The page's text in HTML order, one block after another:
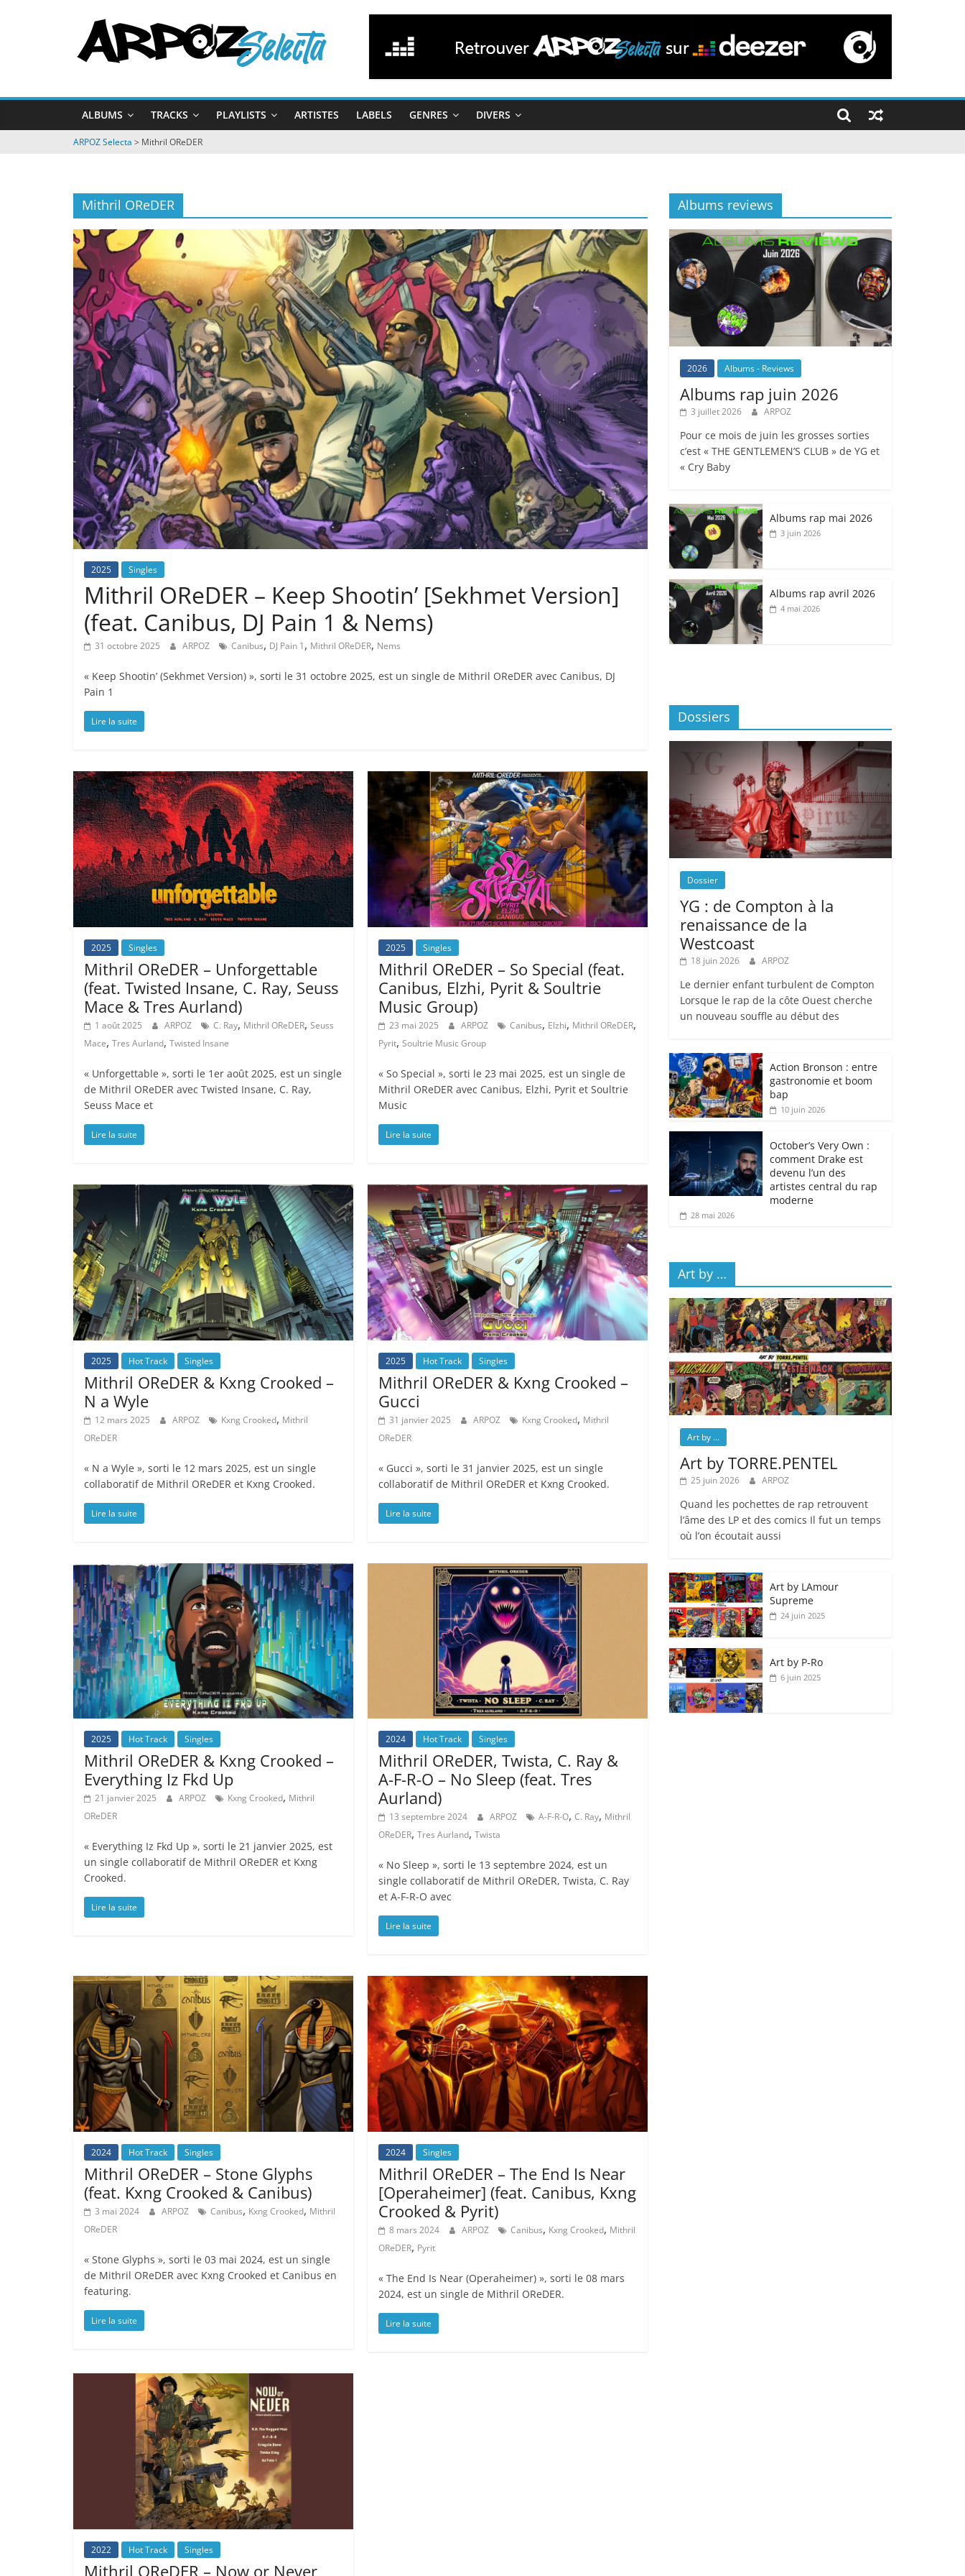
ARPOZ
Selecta
by
ARPOZ
&
ALBUMS TRACKS PLAYLISTS ARTISTES LABELS GENRES DIVERS
ARPOZ Selecta > Mithril OReDER
Mithril OReDER
2025 Singles
Mithril OReDER – Keep Shootin’ [Sekhmet Version]
(feat. Canibus, DJ Pain 1 & Nems)
31 octobre 2025 ARPOZ Canibus, DJ Pain 1, Mithril OReDER, Nems
« Keep Shootin’ (Sekhmet Version) », sorti le 31 octobre 2025, est un single de Mithril OReDER avec Canibus, DJ
Pain 1
Lire la suite
2025 Singles
Mithril OReDER – Unforgettable
(feat. Twisted Insane, C. Ray, Seuss
Mace & Tres Aurland)
1 août 2025 ARPOZ C. Ray, Mithril OReDER, Seuss
Mace, Tres Aurland, Twisted Insane
« Unforgettable », sorti le 1er août 2025, est un single
de Mithril OReDER avec Twisted Insane, C. Ray,
Seuss Mace et
Lire la suite
2025 Singles
Mithril OReDER – So Special (feat.
Canibus, Elzhi, Pyrit & Soultrie
Music Group)
23 mai 2025 ARPOZ Canibus, Elzhi, Mithril OReDER,
Pyrit,Soultrie Music Group
« So Special », sorti le 23 mai 2025, est un single de
Mithril OReDER avec Canibus, Elzhi, Pyrit et Soultrie
Music
Lire la suite
2025 Hot Track Singles
Mithril OReDER & Kxng Crooked –
N a Wyle
12 mars 2025 ARPOZ Kxng Crooked, Mithril
OReDER
« N a Wyle », sorti le 12 mars 2025, est un single
collaboratif de Mithril OReDER et Kxng Crooked.
Lire la suite
2025 Hot Track Singles
Mithril OReDER & Kxng Crooked –
Gucci
31 janvier 2025 ARPOZ Kxng Crooked, Mithril
OReDER
« Gucci », sorti le 31 janvier 2025, est un single
collaboratif de Mithril OReDER et Kxng Crooked.
Lire la suite
2025 Hot Track Singles
Mithril OReDER & Kxng Crooked –
Everything Iz Fkd Up
21 janvier 2025 ARPOZ Kxng Crooked, Mithril
OReDER
« Everything Iz Fkd Up », sorti le 21 janvier 2025, est
un single collaboratif de Mithril OReDER et Kxng
Crooked.
Lire la suite
2024 Hot Track Singles
Mithril OReDER, Twista, C. Ray &
A-F-R-O – No Sleep (feat. Tres
Aurland)
13 septembre 2024 ARPOZ A-F-R-O,C. Ray, Mithril
OReDER,Tres Aurland,Twista
« No Sleep », sorti le 13 septembre 2024, est un
single collaboratif de Mithril OReDER, Twista, C. Ray
et A-F-R-O avec
Lire la suite
2024 Hot Track Singles
Mithril OReDER – Stone Glyphs
(feat. Kxng Crooked & Canibus)
3 mai 2024 ARPOZ Canibus, Kxng Crooked, Mithril
OReDER
« Stone Glyphs », sorti le 03 mai 2024, est un single
de Mithril OReDER avec Kxng Crooked et Canibus en
featuring.
Lire la suite
2024 Singles
Mithril OReDER – The End Is Near
[Operaheimer] (feat. Canibus, Kxng
Crooked & Pyrit)
8 mars 2024 ARPOZ Canibus, Kxng Crooked, Mithril
OReDER, Pyrit
« The End Is Near (Operaheimer) », sorti le 08 mars
2024, est un single de Mithril OReDER.
Lire la suite
2022 Hot Track Singles
Mithril OReDER – Now or Never
Albums reviews
2026 Albums - Reviews
Albums rap juin 2026
3 juillet 2026 ARPOZ
Pour ce mois de juin les grosses sorties
c’est « THE GENTLEMEN’S CLUB » de YG et
« Cry Baby
Albums rap mai 2026
3 juin 2026
Albums rap avril 2026
4 mai 2026
Dossiers
Dossier
YG : de Compton à la
renaissance de la
Westcoast
18 juin 2026 ARPOZ
Le dernier enfant turbulent de Compton
Lorsque le rap de la côte Ouest cherche
un nouveau souffle au début des
Action Bronson : entre
gastronomie et boom
bap
10 juin 2026
October’s Very Own :
comment Drake est
devenu l’un des
artistes central du rap
moderne
28 mai 2026
Art by …
Art by ...
Art by TORRE.PENTEL
25 juin 2026 ARPOZ
Quand les pochettes de rap retrouvent
l’âme des LP et des comics Il fut un temps
où l’on écoutait aussi
Art by LAmour
Supreme
24 juin 2025
Art by P‑Ro
6 juin 2025